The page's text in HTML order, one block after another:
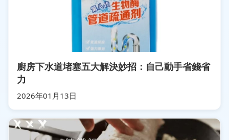
廚房下水道堵塞五大解決妙招：自己動手省錢省
力
2026年01月13日